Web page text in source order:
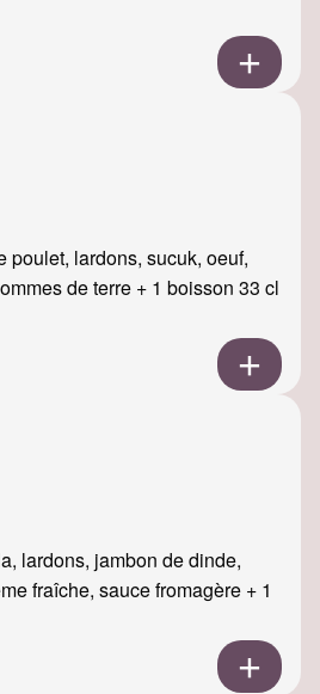
poulet, lardons, sucuk, oeuf,
de terre + 1 boisson 33 cl
lardons, jambon de dinde,
fraîche, sauce fromagère + 1